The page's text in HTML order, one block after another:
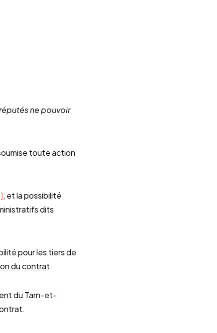
ne pouvoir
toute action
, et la possibilité
dits
pour les tiers de
du contrat.
du Tarn-et-